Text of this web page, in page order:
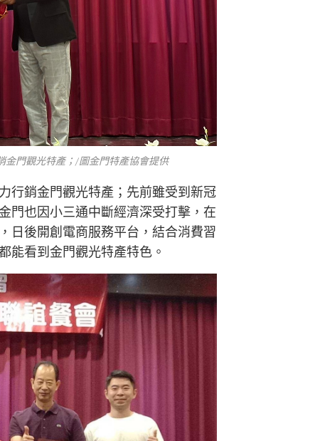
金門觀光特產；/圖金門特產協會提供
行銷金門觀光特產；先前雖受到新冠
門也因小三通中斷經濟深受打擊，在
日後開創電商服務平台，結合消費習
能看到金門觀光特產特色。